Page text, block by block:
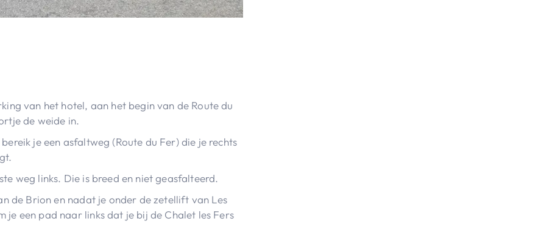
van het hotel, aan het begin van de Route du
de weide in.
je een asfaltweg (Route du Fer) die je rechts
weg links. Die is breed en niet geasfalteerd.
de Brion en nadat je onder de zetellift van Les
je een pad naar links dat je bij de Chalet les Fers